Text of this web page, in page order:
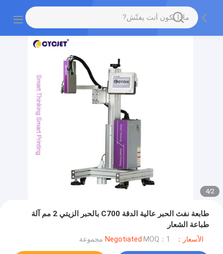
2
/
4
طابعة نفث الحبر عالية الدقة C700 بالحبر الزيتي 2 مم آلة
طباعة الشعار
الأسعار：Negotiated MOQ：1 مجموعة